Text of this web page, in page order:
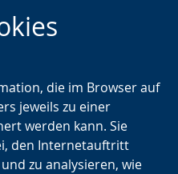
Zur
Hauptnavigation
Zur
Seitennavigation
Zum
Inhalt
die im Browser auf
jeweils zu einer
werden kann. Sie
den Internetauftritt
zu analysieren, wie